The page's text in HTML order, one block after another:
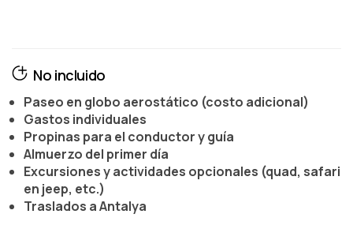
No incluido
Paseo en globo aerostático (costo adicional)
Gastos individuales
Propinas para el conductor y guía
Almuerzo del primer día
Excursiones y actividades opcionales (quad, safari
en jeep, etc.)
Traslados a Antalya